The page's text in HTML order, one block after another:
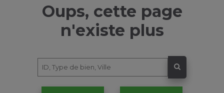
Oups, cette page
n'existe plus